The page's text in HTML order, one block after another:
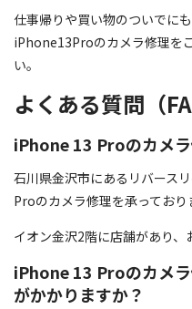
仕事帰りや買い物のついでに
iPhone13Proのカメラ修理を
い。
よくある質問（
iPhone 13 Proのカメ
石川県金沢市にあるリバース
Proのカメラ修理を承っており
イオン金沢2階に店舗があり、
iPhone 13 Proのカメ
がかかりますか？